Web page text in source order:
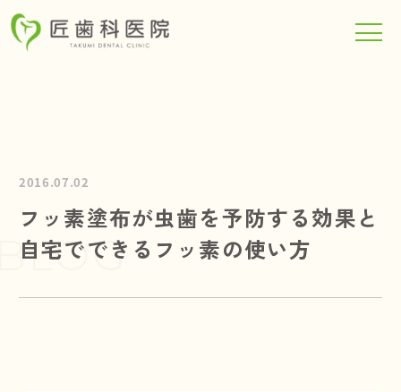
当院について
診療科目
2016.07.02
フッ素塗布が虫歯を予防する効果と
自宅でできるフッ素の使い方